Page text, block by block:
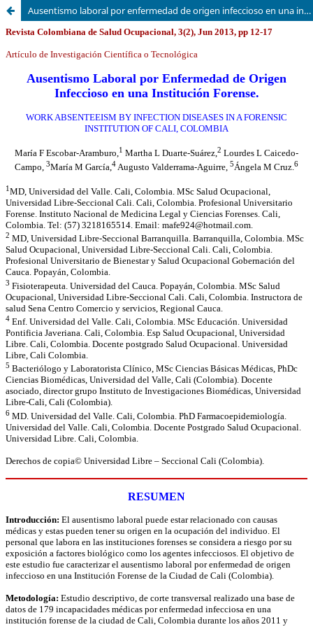
Ausentismo laboral por enfermedad de origen infeccioso en una institución forense